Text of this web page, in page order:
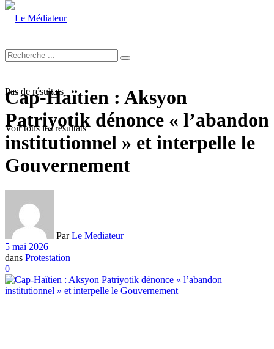
Pas de résultats
Voir tous les résultats
Cap-Haïtien : Aksyon
Patriyotik dénonce « l’abandon
institutionnel » et interpelle le
Gouvernement
Par Le Mediateur
5 mai 2026
dans Protestation
0